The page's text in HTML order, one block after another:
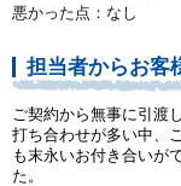
悪かった点：なし
担当者からお客
ご契約から無事に引渡
打ち合わせが多い中、
も末永いお付き合いが
た。